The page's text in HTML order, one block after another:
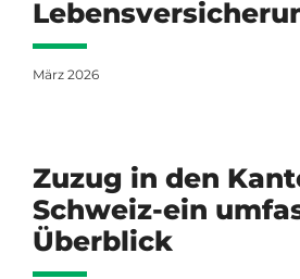
März 2026
Zuzug in den
Schweiz-ein
Überblick